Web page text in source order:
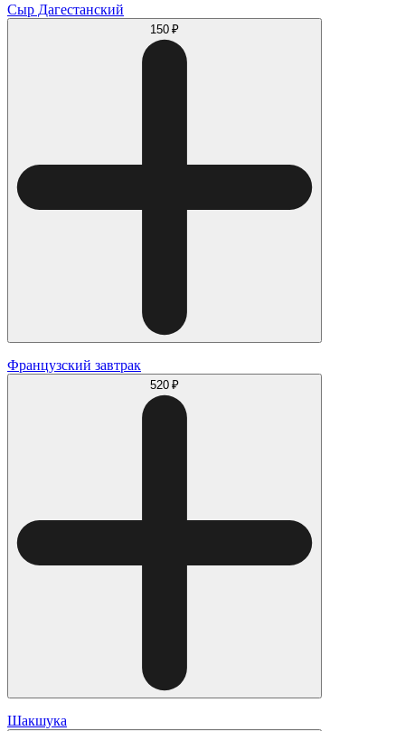
Сыр Дагестанский
150 ₽
Французский завтрак
520 ₽
Шакшука